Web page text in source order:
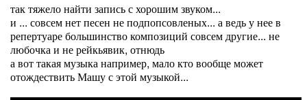
так тяжело найти запись с хорошим звуком...
и ... совсем нет песен не подпопсовленых... а ведь у нее в
репертуаре большинство композиций совсем другие... не
любочка и не рейкьявик, отнюдь
а вот такая музыка например, мало кто вообще может
отождествить Машу с этой музыкой...